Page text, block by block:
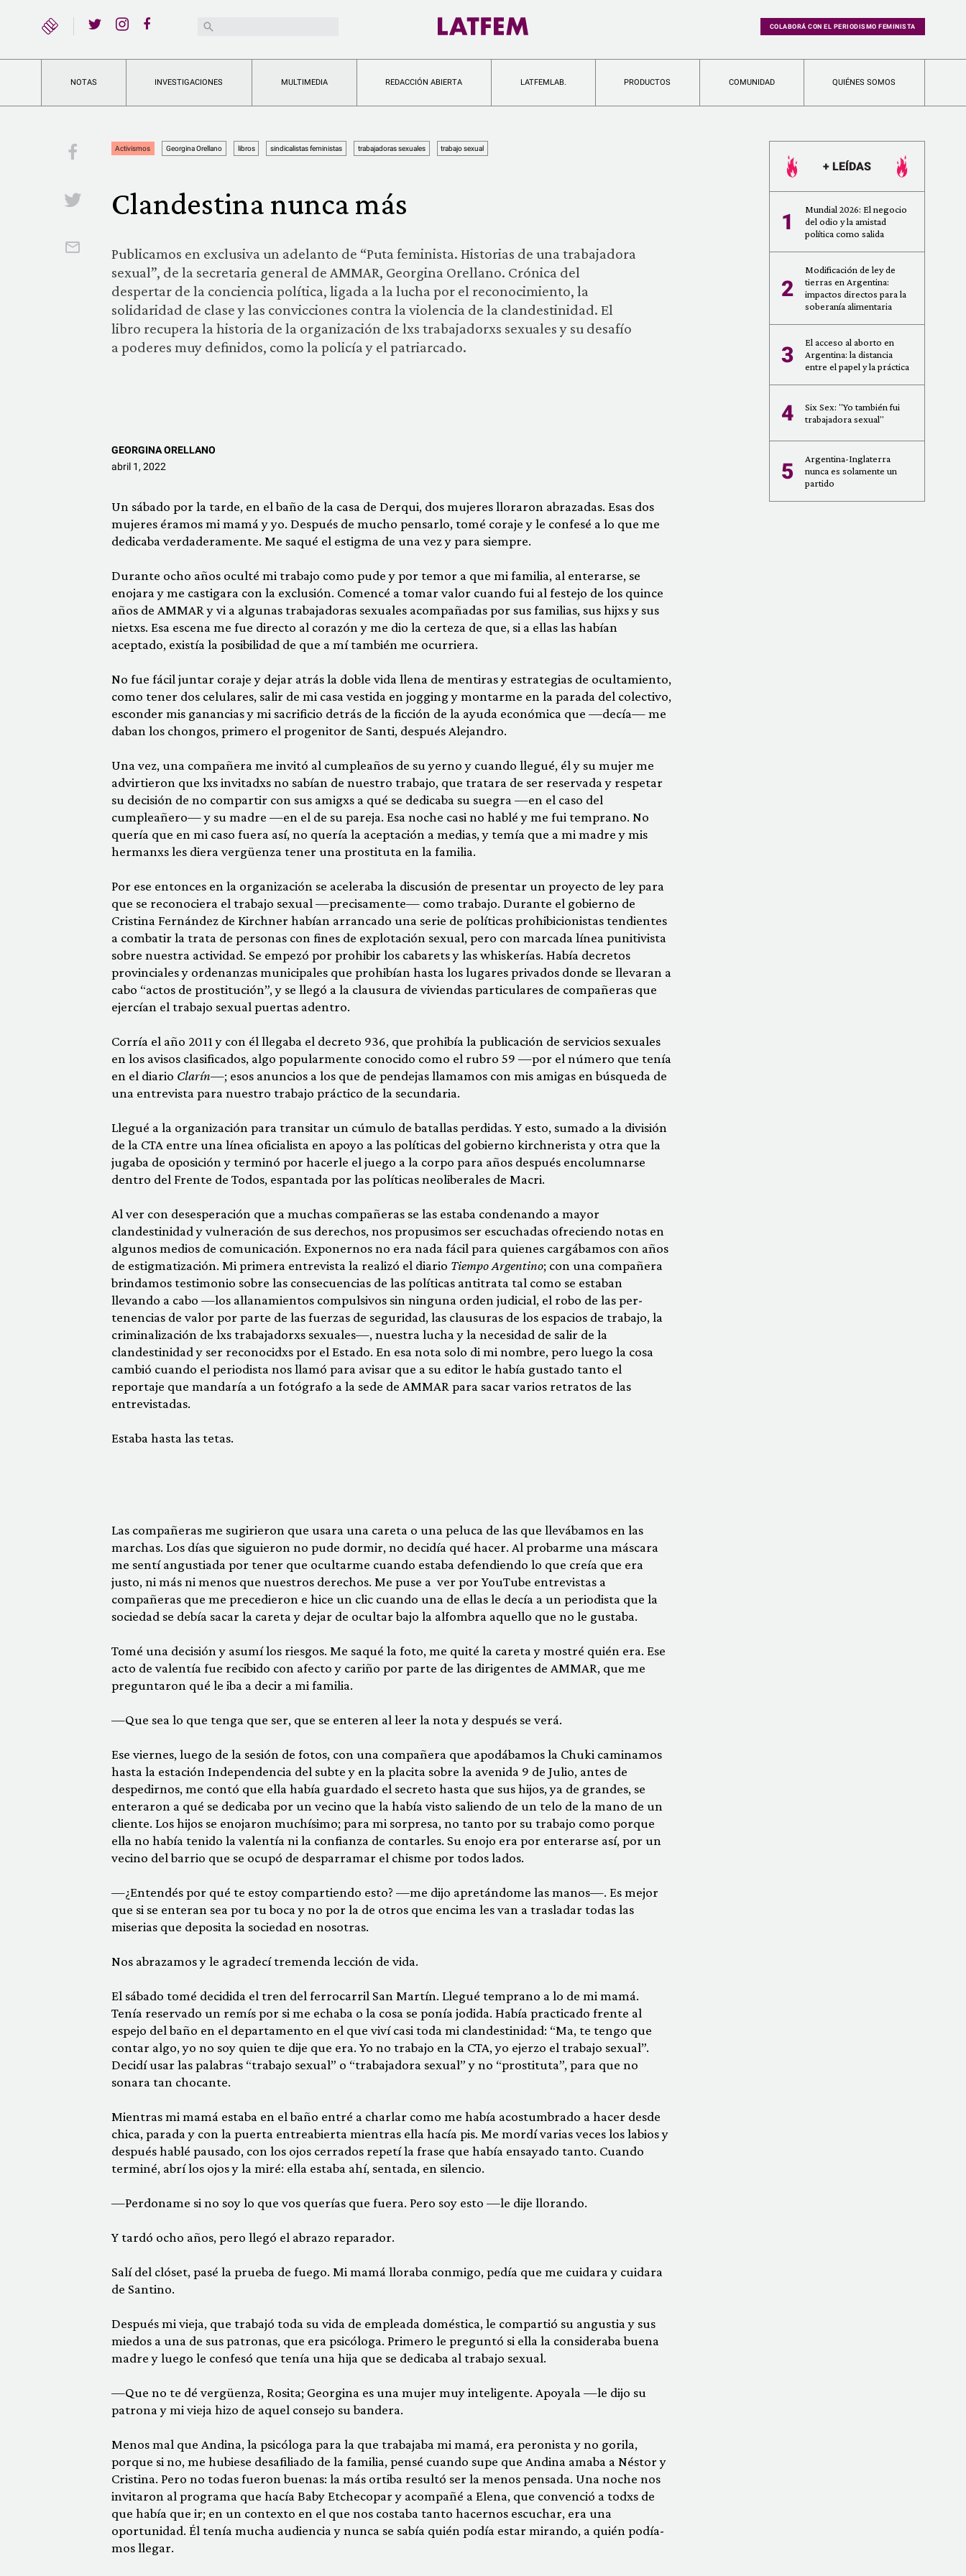
YouTubeBuscar: COLABORÁ CON EL PERIODISMO FEMINISTA
NOTAS INVESTIGACIONES MULTIMEDIA REDACCIÓN ABIERTA LATFEMLAB. PRODUCTOS COMUNIDAD QUIÉNES SOMOS
Facebook
Twitter
Email
Activismos Georgina Orellano libros sindicalistas feministas trabajadoras sexuales trabajo sexual
Clandestina nunca más
Publicamos en exclusiva un adelanto de “Puta feminista. Historias de una trabajadora
sexual”, de la secretaria general de AMMAR, Georgina Orellano. Crónica del
despertar de la conciencia política, ligada a la lucha por el reconocimiento, la
solidaridad de clase y las convicciones contra la violencia de la clandestinidad. El
libro recupera la historia de la organización de lxs trabajadorxs sexuales y su desafío
a poderes muy definidos, como la policía y el patriarcado.
GEORGINA ORELLANO
abril 1, 2022
Un sábado por la tarde, en el baño de la casa de Derqui, dos mujeres lloraron abrazadas. Esas dos
mujeres éramos mi mamá y yo. Después de mucho pensarlo, tomé coraje y le confesé a lo que me
dedicaba verdaderamente. Me saqué el estigma de una vez y para siempre.
Durante ocho años oculté mi trabajo como pude y por temor a que mi familia, al enterarse, se
enojara y me casti­gara con la exclusión. Comencé a tomar valor cuando fui al festejo de los quince
años de AMMAR y vi a algunas trabajadoras sexuales acompañadas por sus familias, sus hijxs y sus
nietxs. Esa escena me fue directo al corazón y me dio la certeza de que, si a ellas las habían
aceptado, existía la posibilidad de que a mí también me ocurriera.
No fue fácil juntar coraje y dejar atrás la doble vida lle­na de mentiras y estrategias de ocultamiento,
como tener dos celulares, salir de mi casa vestida en jogging y montar­me en la parada del colectivo,
esconder mis ganancias y mi sacrificio detrás de la ficción de la ayuda económica que —decía— me
daban los chongos, primero el progenitor de Santi, después Alejandro.
Una vez, una compañera me invitó al cumpleaños de su yerno y cuando llegué, él y su mujer me
advirtieron que lxs invitadxs no sabían de nuestro trabajo, que tratara de ser reservada y respetar
su decisión de no compartir con sus amigxs a qué se dedicaba su suegra —en el caso del
cumpleañero— y su madre —en el de su pareja. Esa noche casi no hablé y me fui temprano. No
quería que en mi caso fuera así, no quería la aceptación a medias, y temía que a mi madre y mis
hermanxs les diera vergüenza tener una prostituta en la familia.
Por ese entonces en la organización se aceleraba la dis­cusión de presentar un proyecto de ley para
que se reco­nociera el trabajo sexual —precisamente— como trabajo. Durante el gobierno de
Cristina Fernández de Kirchner habían arrancado una serie de políticas prohibicionistas tendientes
a combatir la trata de personas con fines de ex­plotación sexual, pero con marcada línea punitivista
sobre nuestra actividad. Se empezó por prohibir los cabarets y las whiskerías. Había decretos
provinciales y ordenanzas municipales que prohibían hasta los lugares privados don­de se llevaran a
cabo “actos de prostitución”, y se llegó a la clausura de viviendas particulares de compañeras que
ejercían el trabajo sexual puertas adentro.
Corría el año 2011 y con él llegaba el decreto 936, que prohibía la publicación de servicios sexuales
en los avi­sos clasificados, algo popularmente conocido como el rubro 59 —por el número que tenía
en el diario Clarín—; esos anuncios a los que de pendejas llamamos con mis amigas en búsqueda de
una entrevista para nuestro trabajo práctico de la secundaria.
Llegué a la organización para transitar un cúmulo de batallas perdidas. Y esto, sumado a la división
de la CTA entre una línea oficialista en apoyo a las políticas del go­bierno kirchnerista y otra que la
jugaba de oposición y terminó por hacerle el juego a la corpo para años después encolumnarse
dentro del Frente de Todos, espantada por las políticas neoliberales de Macri.
Al ver con desesperación que a muchas compañeras se las estaba condenando a mayor
clandestinidad y vul­neración de sus derechos, nos propusimos ser escuchadas ofreciendo notas en
algunos medios de comunicación. Exponernos no era nada fácil para quienes cargábamos con años
de estigmatización. Mi primera entrevista la realizó el diario Tiempo Argentino; con una compañera
brindamos testimonio sobre las consecuencias de las políticas antitra­ta tal como se estaban
llevando a cabo —los allanamientos compulsivos sin ninguna orden judicial, el robo de las per­
tenencias de valor por parte de las fuerzas de seguridad, las clausuras de los espacios de trabajo, la
criminalización de lxs trabajadorxs sexuales—, nuestra lucha y la necesi­dad de salir de la
clandestinidad y ser reconocidxs por el Estado. En esa nota solo di mi nombre, pero luego la cosa
cambió cuando el periodista nos llamó para avisar que a su editor le había gustado tanto el
reportaje que mandaría a un fotógrafo a la sede de AMMAR para sacar varios retra­tos de las
entrevistadas.
Estaba hasta las tetas.
Las compañeras me sugirieron que usara una careta o una peluca de las que llevábamos en las
marchas. Los días que siguieron no pude dormir, no decidía qué hacer. Al probarme una máscara
me sentí angustiada por tener que ocultarme cuando estaba defendiendo lo que creía que era
justo, ni más ni menos que nuestros derechos. Me puse a ver por YouTube entrevistas a
compañeras que me pre­cedieron e hice un clic cuando una de ellas le decía a un periodista que la
sociedad se debía sacar la careta y dejar de ocultar bajo la alfombra aquello que no le gustaba.
Tomé una decisión y asumí los riesgos. Me saqué la foto, me quité la careta y mostré quién era. Ese
acto de valentía fue recibido con afecto y cariño por parte de las dirigentes de AMMAR, que me
preguntaron qué le iba a decir a mi familia.
—Que sea lo que tenga que ser, que se enteren al leer la nota y después se verá.
Ese viernes, luego de la sesión de fotos, con una compa­ñera que apodábamos la Chuki caminamos
hasta la esta­ción Independencia del subte y en la placita sobre la aveni­da 9 de Julio, antes de
despedirnos, me contó que ella ha­bía guardado el secreto hasta que sus hijos, ya de grandes, se
enteraron a qué se dedicaba por un vecino que la había visto saliendo de un telo de la mano de un
cliente. Los hi­jos se enojaron muchísimo; para mi sorpresa, no tanto por su trabajo como porque
ella no había tenido la valentía ni la confianza de contarles. Su enojo era por enterarse así, por un
vecino del barrio que se ocupó de desparramar el chisme por todos lados.
—¿Entendés por qué te estoy compartiendo esto? —me dijo apretándome las manos—. Es mejor
que si se enteran sea por tu boca y no por la de otros que encima les van a trasladar todas las
miserias que deposita la sociedad en nosotras.
Nos abrazamos y le agradecí tremenda lección de vida.
El sábado tomé decidida el tren del ferrocarril San Martín. Llegué temprano a lo de mi mamá.
Tenía reservado un remís por si me echaba o la cosa se ponía jodida. Había practicado frente al
espejo del baño en el departamento en el que viví casi toda mi clandestinidad: “Ma, te tengo que
contar algo, yo no soy quien te dije que era. Yo no tra­bajo en la CTA, yo ejerzo el trabajo sexual”.
Decidí usar las palabras “trabajo sexual” o “trabajadora sexual” y no “prostituta”, para que no
sonara tan chocante.
Mientras mi mamá estaba en el baño entré a charlar como me había acostumbrado a hacer desde
chica, para­da y con la puerta entreabierta mientras ella hacía pis. Me mordí varias veces los labios y
después hablé pausado, con los ojos cerrados repetí la frase que había ensayado tanto. Cuando
terminé, abrí los ojos y la miré: ella estaba ahí, sentada, en silencio.
—Perdoname si no soy lo que vos querías que fuera. Pero soy esto —le dije llorando.
Y tardó ocho años, pero llegó el abrazo reparador.
Salí del clóset, pasé la prueba de fuego. Mi mamá lloraba conmigo, pedía que me cuidara y cuidara
de Santino.
Después mi vieja, que trabajó toda su vida de empleada doméstica, le compartió su angustia y sus
miedos a una de sus patronas, que era psicóloga. Primero le preguntó si ella la consideraba buena
madre y luego le confesó que tenía una hija que se dedicaba al trabajo sexual.
—Que no te dé vergüenza, Rosita; Georgina es una mu­jer muy inteligente. Apoyala —le dijo su
patrona y mi vie­ja hizo de aquel consejo su bandera.
Menos mal que Andina, la psicóloga para la que traba­jaba mi mamá, era peronista y no gorila,
porque si no, me hubiese desafiliado de la familia, pensé cuando supe que Andina amaba a Néstor y
Cristina. Pero no todas fueron buenas: la más ortiba resultó ser la menos pensada. Una no­che nos
invitaron al programa que hacía Baby Etchecopar y acompañé a Elena, que convenció a todxs de
que había que ir; en un contexto en el que nos costaba tanto hacernos escuchar, era una
oportunidad. Él tenía mucha audiencia y nunca se sabía quién podía estar mirando, a quién podía­
mos llegar.
+ LEÍDAS
1
Mundial 2026: El negocio
del odio y la amistad
política como salida
2
Modificación de ley de
tierras en Argentina:
impactos directos para la
soberanía alimentaria
3
El acceso al aborto en
Argentina: la distancia
entre el papel y la práctica
4
Six Sex: "Yo también fui
trabajadora sexual"
5
Argentina-Inglaterra
nunca es solamente un
partido